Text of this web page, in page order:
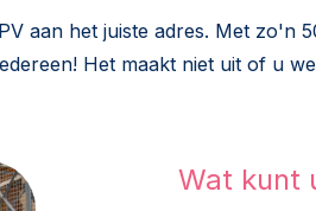
aan het juiste adres. Met zo'n
Het maakt niet uit of u
Wat kunt